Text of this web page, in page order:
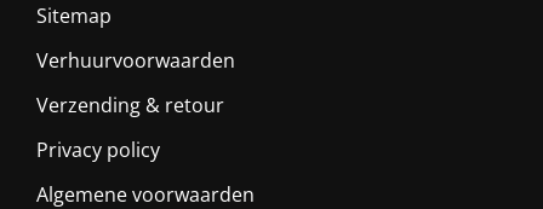
Sitemap
Verhuurvoorwaarden
Verzending & retour
Privacy policy
Algemene voorwaarden